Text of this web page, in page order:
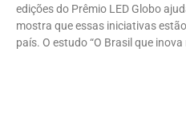
edições do Prêmio LED Globo
mostra que essas iniciativas
país. O estudo “O Brasil que